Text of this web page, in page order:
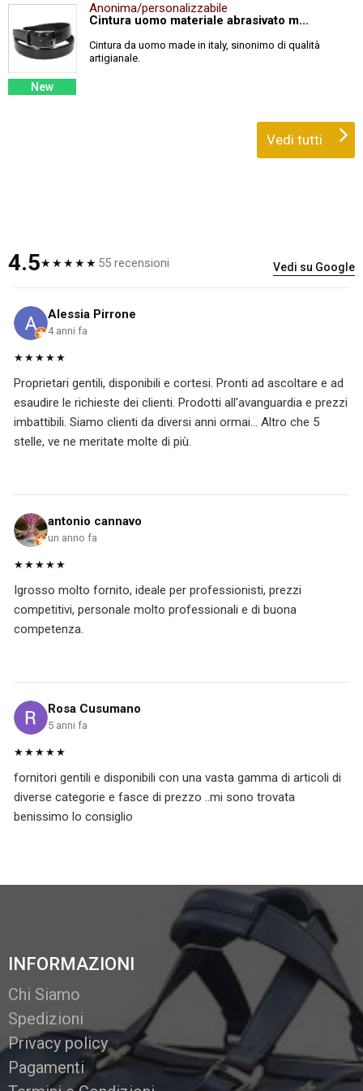
New
Anonima/personalizzabile
Cintura uomo materiale abrasivato m...
Cintura da uomo made in italy, sinonimo di qualità
artigianale.
Vedi tutti
4.5★★★★★ 55 recensioni Vedi su Google
Alessia Pirrone
4 anni fa
★★★★★
Proprietari gentili, disponibili e cortesi. Pronti ad ascoltare e ad
esaudire le richieste dei clienti. Prodotti all'avanguardia e prezzi
imbattibili. Siamo clienti da diversi anni ormai... Altro che 5
stelle, ve ne meritate molte di più.
antonio cannavo
un anno fa
★★★★★
Igrosso molto fornito, ideale per professionisti, prezzi
competitivi, personale molto professionali e di buona
competenza.
Rosa Cusumano
5 anni fa
★★★★★
fornitori gentili e disponibili con una vasta gamma di articoli di
diverse categorie e fasce di prezzo ..mi sono trovata
benissimo lo consiglio
INFORMAZIONI
Chi Siamo
Spedizioni
Privacy policy
Pagamenti